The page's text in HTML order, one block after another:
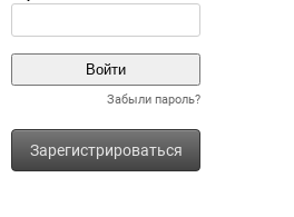
Забыли пароль?
Зарегистрироваться